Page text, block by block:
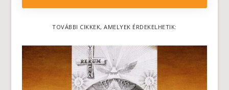
TOVÁBBI CIKKEK, AMELYEK ÉRDEKELHETIK: